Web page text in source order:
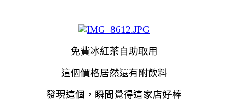
免費冰紅茶自助取用
這個價格居然還有附飲料
發現這個，瞬間覺得這家店好棒